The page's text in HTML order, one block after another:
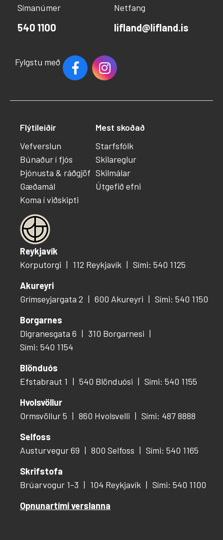
Símanúmer
540 1100
Netfang
lifland@lifland.is
Fylgstu með
Reykjavík
Korputorgi
112 Reykjavík
Sími: 540 1125
Akureyri
Grímseyjargata 2
600 Akureyri
Sími: 540 1150
Borgarnes
Digranesgata 6
310 Borgarnesi
Sími: 540 1154
Blönduós
Efstabraut 1
540 Blönduósi
Sími: 540 1155
Hvolsvöllur
Ormsvöllur 5
860 Hvolsvelli
Sími: 487 8888
Selfoss
Austurvegur 69
800 Selfoss
Sími: 540 1165
Skrifstofa
Brúarvogur 1-3
104 Reykjavík
Sími: 540 1100
Opnunartími verslanna
Flýtileiðir
Vefverslun
Búnaður í fjós
Þjónusta & ráðgjöf
Gæðamál
Koma í viðskipti
Mest skoðað
Starfsfólk
Skilareglur
Skilmálar
Útgefið efni